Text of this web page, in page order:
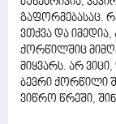
გაფორმებასაც.
ვთქვა და იმედია,
ქორწილშიც
მიყვარს. არ
ბევრი ქორწილი
ვიწრო წრეში,